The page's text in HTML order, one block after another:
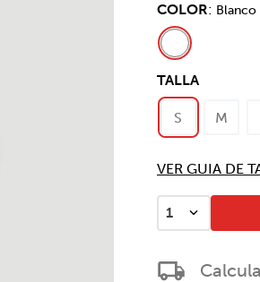
COLOR: Blanco
TALLA
S M
VER GUIA DE
1